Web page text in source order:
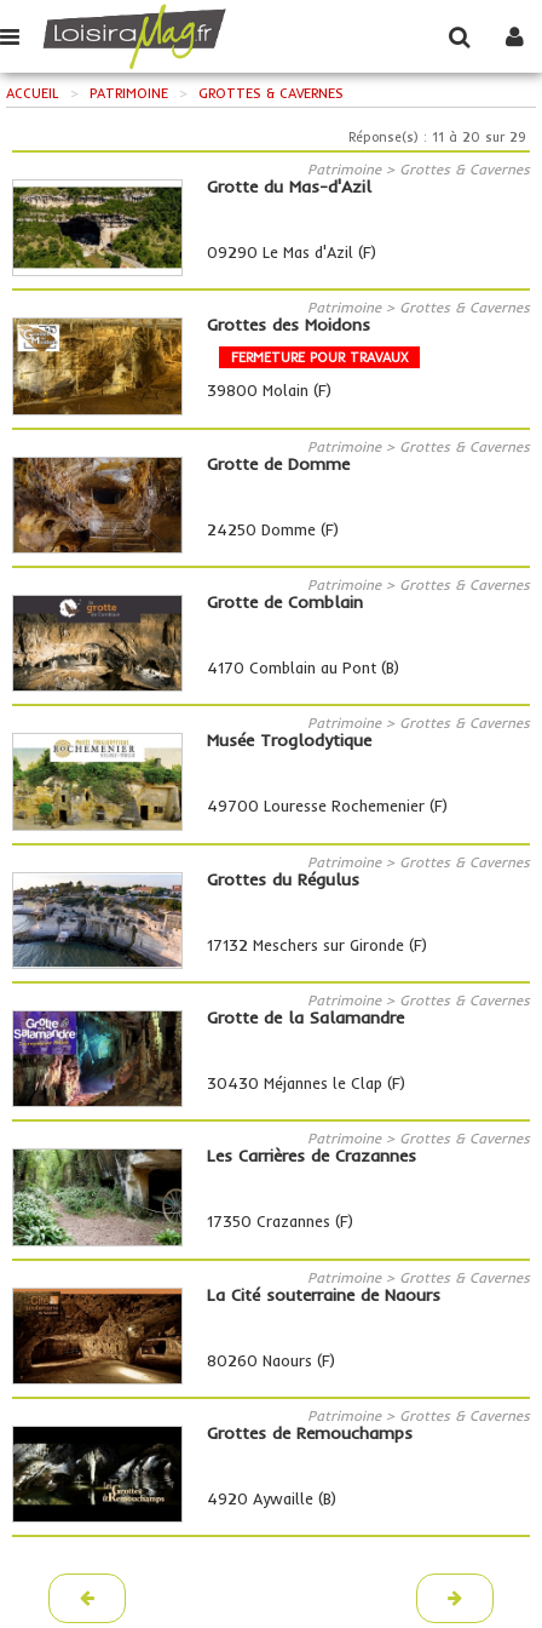
ACCUEIL > PATRIMOINE > GROTTES & CAVERNES
Réponse(s) : 11 à 20 sur 29
Patrimoine > Grottes & Cavernes
Grotte du Mas-d'Azil
09290 Le Mas d'Azil (F)
Patrimoine > Grottes & Cavernes
Grottes des Moidons
FERMETURE POUR TRAVAUX
39800 Molain (F)
Patrimoine > Grottes & Cavernes
Grotte de Domme
24250 Domme (F)
Patrimoine > Grottes & Cavernes
Grotte de Comblain
4170 Comblain au Pont (B)
Patrimoine > Grottes & Cavernes
Musée Troglodytique
49700 Louresse Rochemenier (F)
Patrimoine > Grottes & Cavernes
Grottes du Régulus
17132 Meschers sur Gironde (F)
Patrimoine > Grottes & Cavernes
Grotte de la Salamandre
30430 Méjannes le Clap (F)
Patrimoine > Grottes & Cavernes
Les Carrières de Crazannes
17350 Crazannes (F)
Patrimoine > Grottes & Cavernes
La Cité souterraine de Naours
80260 Naours (F)
Patrimoine > Grottes & Cavernes
Grottes de Remouchamps
4920 Aywaille (B)